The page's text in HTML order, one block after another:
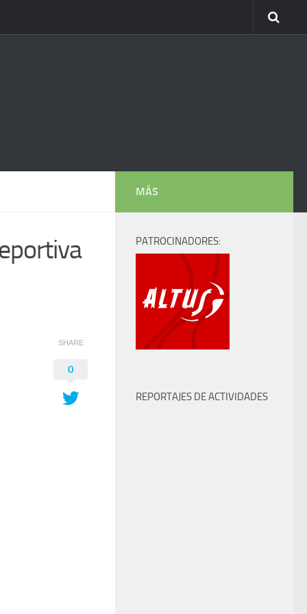
SHARE
0
MÁS
PATROCINADORES:
REPORTAJES DE ACTIVIDADES